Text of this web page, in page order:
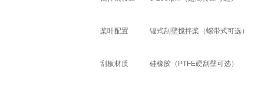
桨叶配置 锚式刮壁搅拌桨（螺带式可选）
刮板材质 硅橡胶（PTFE硬刮壁可选）